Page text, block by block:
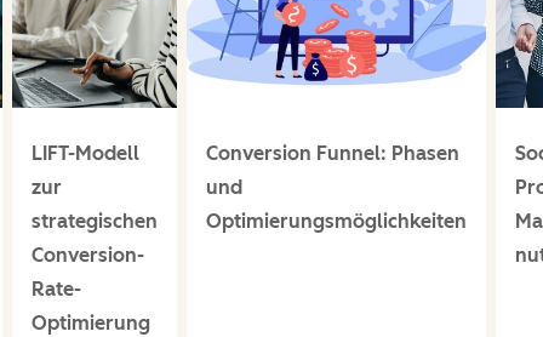
LIFT-Modell
zur
strategischen
Conversion-
Rate-
Optimierung
Conversion Funnel: Phasen
und
Optimierungsmöglichkeiten